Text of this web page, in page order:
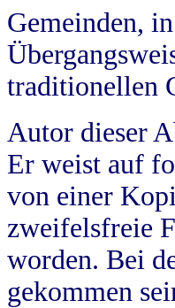
Gemeinden,
traditionellen
Autor dieser
Er weist auf
von einer
zweifelsfreie
worden. Bei
gekommen